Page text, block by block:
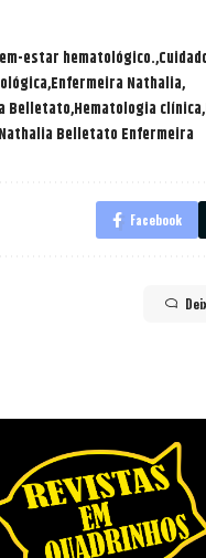
estar hematológico.
Enfermeira Nathalia
Belletato Hematologia clínica
Nathalia Belletato Enfermeira
Facebook